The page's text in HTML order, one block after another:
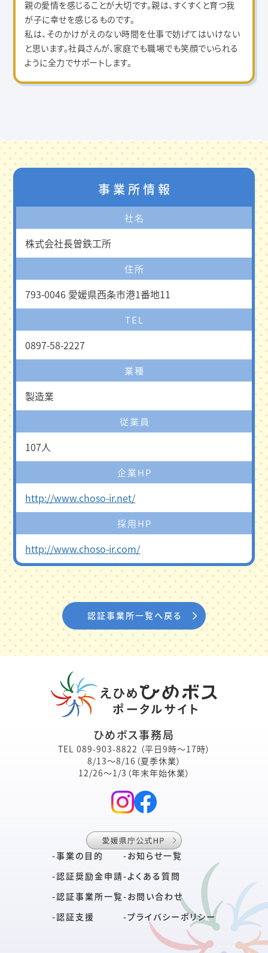
親の愛情を感じることが大切です。親は、すくすくと育つ我
が子に幸せを感じるものです。
私は、そのかけがえのない時間を仕事で妨げてはいけない
と思います。社員さんが、家庭でも職場でも笑顔でいられる
ように全力でサポートします。
事業所情報
社名
株式会社長曽鉄工所
住所
793-0046 愛媛県西条市港1番地11
TEL
0897-58-2227
業種
製造業
従業員
107人
企業HP
http://www.choso-ir.net/
採用HP
http://www.choso-ir.com/
認証事業所一覧へ戻る
ひめボス事務局
TEL 089-903-8822 （平日9時～17時）
8/13～8/16（夏季休業）
12/26～1/3（年末年始休業）
-事業の目的
-認証奨励金申請
-認証事業所一覧
-認証支援
-お知らせ一覧
-よくある質問
-お問い合わせ
-プライバシーポリシー